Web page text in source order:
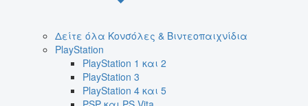
Δείτε όλα Κονσόλες & Βιντεοπαιχνίδια
PlayStation
PlayStation 1 και 2
PlayStation 3
PlayStation 4 και 5